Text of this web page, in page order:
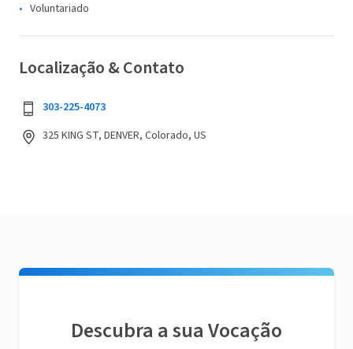
Voluntariado
Localização & Contato
303-225-4073
325 KING ST, DENVER, Colorado, US
Descubra a sua Vocação